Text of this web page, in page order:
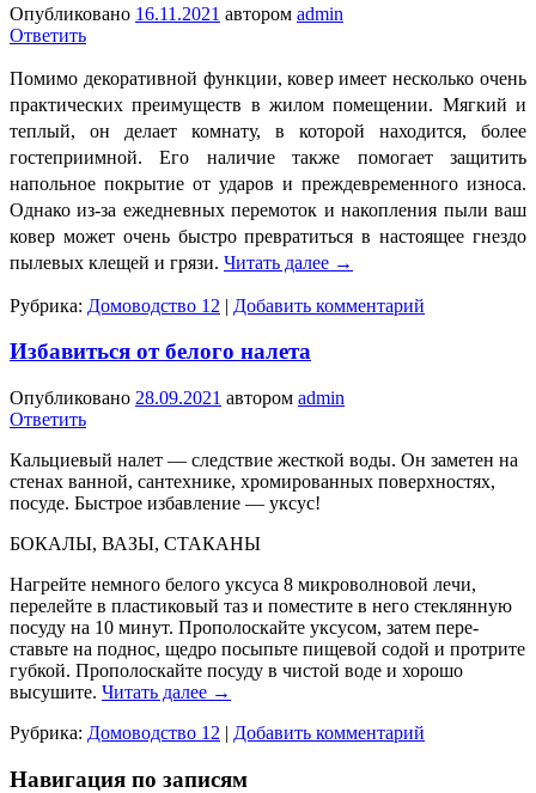
Опубликовано 16.11.2021 автором admin
Ответить
Помимо декоративной функции, ковер имеет несколько очень
практических преимуществ в жилом помещении. Мягкий и
теплый, он делает комнату, в которой находится, более
гостеприимной. Его наличие также помогает защитить
напольное покрытие от ударов и преждевременного износа.
Однако из-за ежедневных перемоток и накопления пыли ваш
ковер может очень быстро превратиться в настоящее гнездо
пылевых клещей и грязи. Читать далее →
Рубрика: Домоводство 12 | Добавить комментарий
Избавиться от белого налета
Опубликовано 28.09.2021 автором admin
Ответить
Кальциевый налет — следствие жесткой воды. Он заметен на
стенах ванной, сантехнике, хромированных поверхностях,
посуде. Быстрое избавление — уксус!
БОКАЛЫ, ВАЗЫ, СТАКАНЫ
Нагрейте немного белого уксуса 8 микроволновой лечи,
перелейте в пла­стиковый таз и поместите в него стеклянную
посуду на 10 минут. Прополоскай­те уксусом, затем пере­
ставьте на поднос, щедро посыпьте пищевой содой и протрите
губкой. Прополоскайте посуду в чистой воде и хорошо
высушите. Читать далее →
Рубрика: Домоводство 12 | Добавить комментарий
Навигация по записям